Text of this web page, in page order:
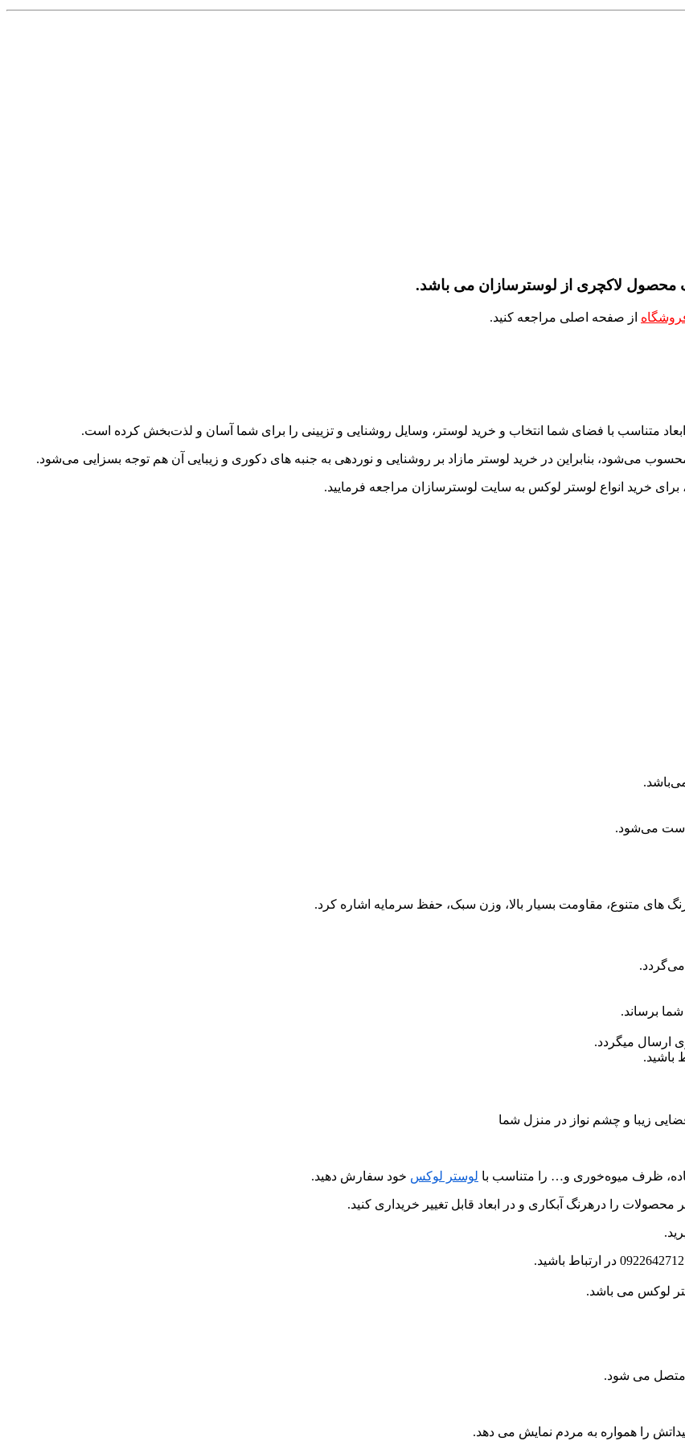
از صفحه اصلی مراجعه کنید.
ابعاد متناسب با فضای شما انتخاب و خرید لوستر، وسایل روشنایی و تزیینی را برای شما آسان و لذت‌بخش کرده است.
می‌شود، بنابراین در خرید لوستر مازاد بر روشنایی و نوردهی به جنبه های دکوری و زیبایی آن هم توجه بسزایی می‌شود.
خرید انواع لوستر لوکس به سایت لوسترسازان مراجعه فرمایید.
ست می‌شود.
رنگ های متنوع، مقاومت بسیار بالا، وزن سبک، حفظ سرمایه اشاره کرد.
برساند.
ارسال میگردد.
زیبا و چشم نواز در منزل شما
ظرف میوه‌خوری و… را متناسب با لوستر لوکس خود سفارش دهید.
را درهرنگ آبکاری و در ابعاد قابل تغییر خریداری کنید.
متصل می شود.
را همواره به مردم نمایش می دهد.